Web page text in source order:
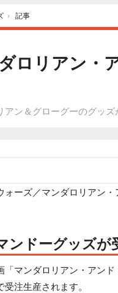
› 記事
ロリアン・
ン＆グローグーのグッズ
ォーズ／マンダロリアン
ドーグッズが
「マンダロリアン・アン
注生産されます。